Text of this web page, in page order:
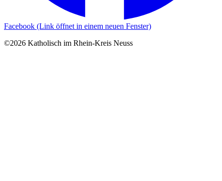
Facebook (Link öffnet in einem neuen Fenster)
©2026 Katholisch im Rhein-Kreis Neuss